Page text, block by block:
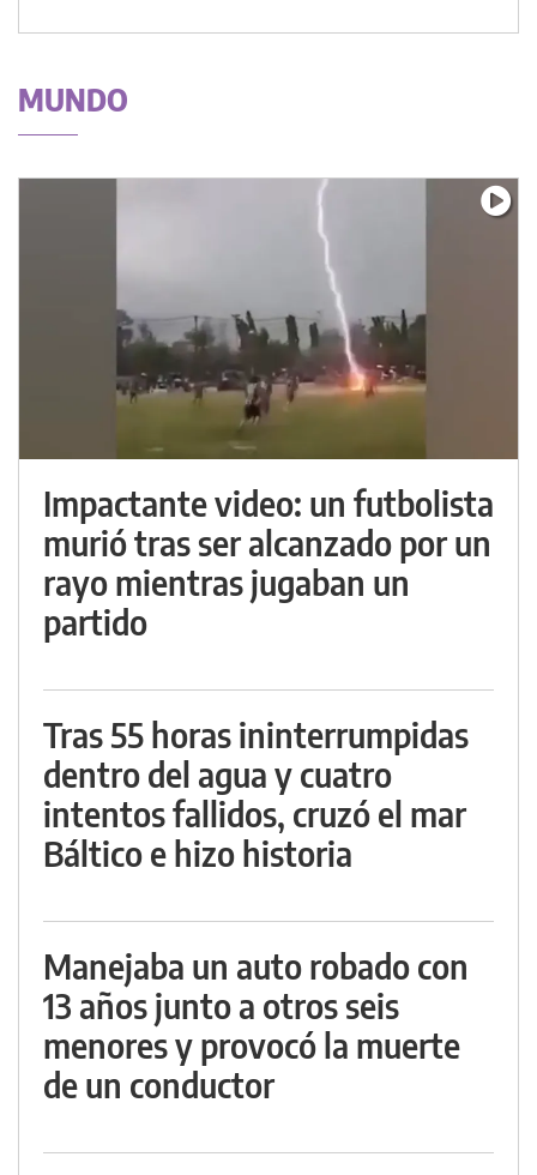
MUNDO
Impactante video: un futbolista
murió tras ser alcanzado por un
rayo mientras jugaban un
partido
Tras 55 horas ininterrumpidas
dentro del agua y cuatro
intentos fallidos, cruzó el mar
Báltico e hizo historia
Manejaba un auto robado con
13 años junto a otros seis
menores y provocó la muerte
de un conductor